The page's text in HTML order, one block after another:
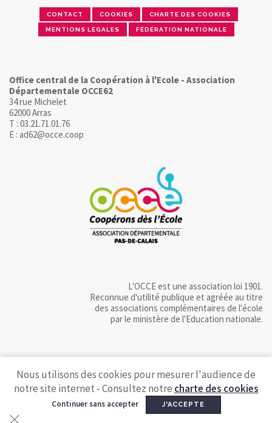
CONTACT COOKIES CHARTE DES COOKIES
MENTIONS LÉGALES FÉDÉRATION NATIONALE
Office central de la Coopération à l'Ecole - Association
Départementale OCCE62
34 rue Michelet
62000 Arras
T : 03.21.71.01.76
E : ad62@occe.coop
L'OCCE est une association loi 1901.
Reconnue d'utilité publique et agréée au titre
des associations complémentaires de l'école
par le ministère de l'Education nationale.
Nous utilisons des cookies pour mesurer l'audience de
notre site internet - Consultez notre charte des cookies
Continuer sans accepter J'ACCEPTE